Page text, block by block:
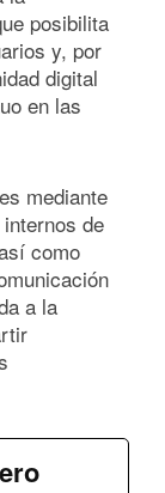
posibilita
y, por
digital
en las
mediante
de
como
a la